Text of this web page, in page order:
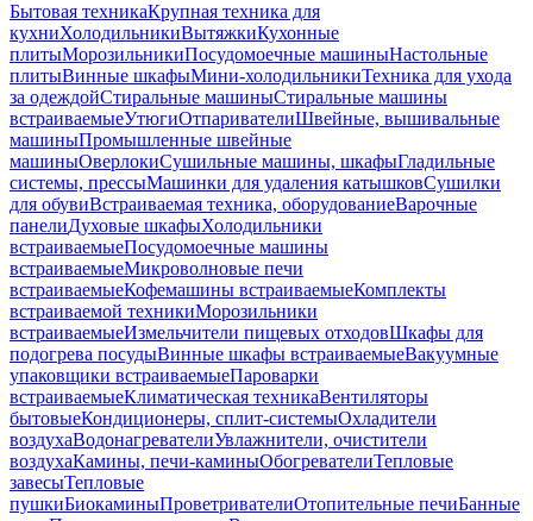
Бытовая техникаКрупная техника для
кухниХолодильникиВытяжкиКухонные
плитыМорозильникиПосудомоечные машиныНастольные
плитыВинные шкафыМини-холодильникиТехника для ухода
за одеждойСтиральные машиныСтиральные машины
встраиваемыеУтюгиОтпаривателиШвейные, вышивальные
машиныПромышленные швейные
машиныОверлокиСушильные машины, шкафыГладильные
системы, прессыМашинки для удаления катышковСушилки
для обувиВстраиваемая техника, оборудованиеВарочные
панелиДуховые шкафыХолодильники
встраиваемыеПосудомоечные машины
встраиваемыеМикроволновые печи
встраиваемыеКофемашины встраиваемыеКомплекты
встраиваемой техникиМорозильники
встраиваемыеИзмельчители пищевых отходовШкафы для
подогрева посудыВинные шкафы встраиваемыеВакуумные
упаковщики встраиваемыеПароварки
встраиваемыеКлиматическая техникаВентиляторы
бытовыеКондиционеры, сплит-системыОхладители
воздухаВодонагревателиУвлажнители, очистители
воздухаКамины, печи-каминыОбогревателиТепловые
завесыТепловые
пушкиБиокаминыПроветривателиОтопительные печиБанные